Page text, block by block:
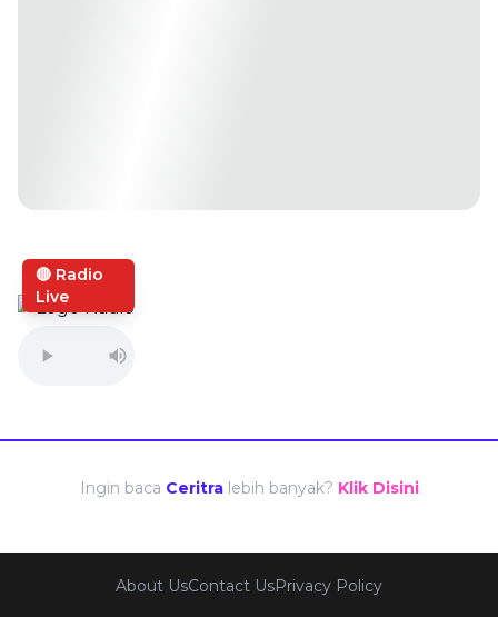
🔴 Radio
Live
Ingin baca Ceritra lebih banyak? Klik Disini
About UsContact UsPrivacy Policy